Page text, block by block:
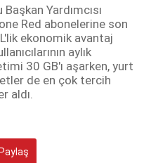
Yardımcısı
Red abonelerine son
ekonomik avantaj
aylık
30 GB'ı aşarken, yurt
de en çok tercih
aldı.
Paylaş